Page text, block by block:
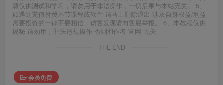
源仅供测试和学习，请勿用于非法操作，一切后果与本站无关。 5、
如遇到充值付费环节课程或软件 请马上删除退出 涉及自身权益/利益
需要投资的一律不要相信，访客发现请向客服举报。 6、本教程仅供
揭秘 请勿用于非法违规操作 否则和作者 官网 无关
THE END
会员免费